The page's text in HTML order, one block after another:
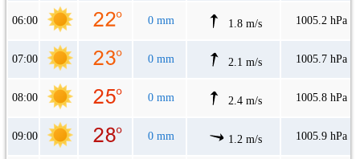
06:00 0 mm 1.8 m/s 1005.2 hPa
07:00 0 mm 2.1 m/s 1005.7 hPa
08:00 0 mm 2.4 m/s 1005.8 hPa
09:00 0 mm 1.2 m/s 1005.9 hPa